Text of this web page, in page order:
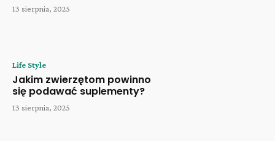
13 sierpnia, 2025
Life Style
Jakim zwierzętom powinno
się podawać suplementy?
13 sierpnia, 2025